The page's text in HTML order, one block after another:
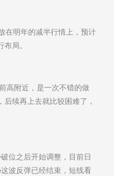
在明年的减半行情上，预计
局。
高附近，是一次不错的做
续再上去就比较困难了，
位之后开始调整，目前日
波反弹已经结束，短线看